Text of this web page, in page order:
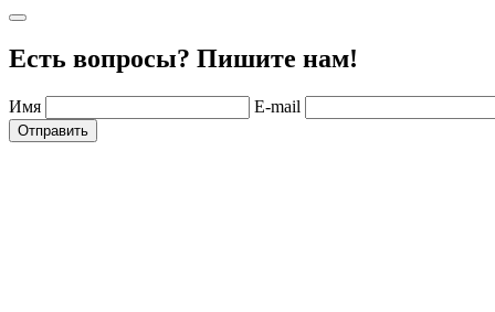
Есть вопросы? Пишите нам!
Имя E-mail